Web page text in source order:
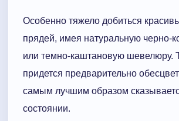
Особенно тяжело добиться
прядей, имея натуральную черно-
или темно-каштановую шевелюру.
придется предварительно
самым лучшим образом
состоянии.